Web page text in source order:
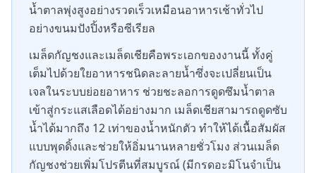
น้ำตาลพุ่งสูงอย่างรวดเร็วเหมือนอาหารเช้าทั่วไป
อย่างขนมปังปิ้งหรือซีเรียล
เมล็ดกัญชงและเมล็ดเชียคือพระเอกของงานนี้ ทั้งคู่
เต็มไปด้วยใยอาหารชนิดละลายน้ำซึ่งจะเปลี่ยนเป็น
เจลในระบบย่อยอาหาร ช่วยชะลอการดูดซึมน้ำตาล
เข้าสู่กระแสเลือดได้อย่างมาก เมล็ดเชียสามารถดูดซับ
น้ำได้มากถึง 12 เท่าของน้ำหนักตัว ทำให้ได้เนื้อสัมผัส
แบบพุดดิ้งและช่วยให้อิ่มนานหลายชั่วโมง ส่วนเมล็ด
กัญชงช่วยเพิ่มโปรตีนที่สมบูรณ์ (มีกรดอะมิโนจำเป็น